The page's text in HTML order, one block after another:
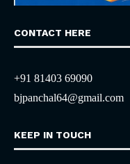
CONTACT HERE
+91 81403 69090
bjpanchal64@gmail.com
KEEP IN TOUCH